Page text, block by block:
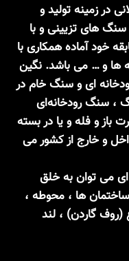
در زمینه تولید و
های تزیینی و با
خود آماده همکاری با
ها و … می باشد. نگین
ای و سنگ خام در
، سنگ رودخانه‌ای
و فله و یا در بسته
و خارج از کشور می
ای می توان به خلق
ها ، محوطه ،
(روف گاردن) ، لند